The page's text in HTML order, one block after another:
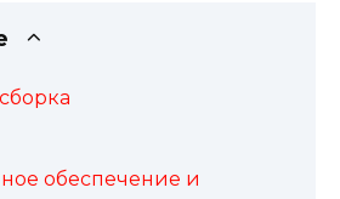
обеспечение и